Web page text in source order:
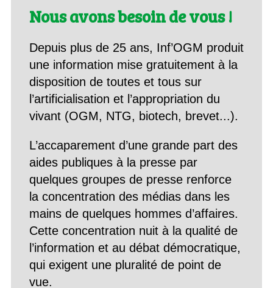
Nous avons besoin de vous !
Depuis plus de 25 ans, Inf’OGM produit
une information mise gratuitement à la
disposition de toutes et tous sur
l’artificialisation et l’appropriation du
vivant (OGM, NTG, biotech, brevet...).
L’accaparement d’une grande part des
aides publiques à la presse par
quelques groupes de presse renforce
la concentration des médias dans les
mains de quelques hommes d’affaires.
Cette concentration nuit à la qualité de
l’information et au débat démocratique,
qui exigent une pluralité de point de
vue.